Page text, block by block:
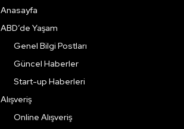
Anasayfa
ABD’de Yaşam
Genel Bilgi Postları
Güncel Haberler
Start-up Haberleri
Alışveriş
Online Alışveriş